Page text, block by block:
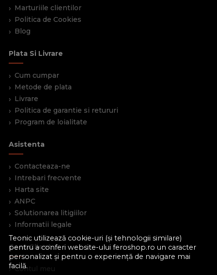
Teonic utilizează cookie-uri (și tehnologii similare)
pentru a conferi website-ului feroshop.ro un caracter
personalizat și pentru o experiență de navigare mai
facilă.
Marturiile clientilor
Politica de Cookies
Blog
Plata Si Livrare
Cum cumpar
Metode de plata
Livrare
Politica de garantie si retururi
Program de loialitate
Asistenta
Contacteaza-ne
Intrebari frecvente
Harta site
ANPC
Solutionarea litigiilor
Informatii legale
Cont Client
Contul meu